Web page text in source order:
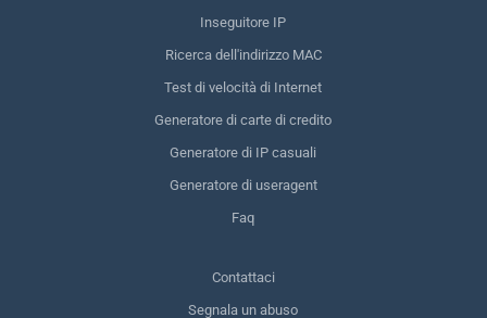
Inseguitore IP
Ricerca dell'indirizzo MAC
Test di velocità di Internet
Generatore di carte di credito
Generatore di IP casuali
Generatore di useragent
Faq
Contattaci
Segnala un abuso